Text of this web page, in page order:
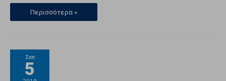
Περισσότερα »
Σεπ
5